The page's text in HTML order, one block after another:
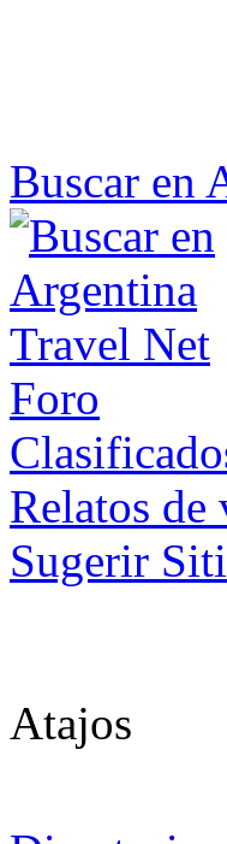
Buscar en
Foro
Relatos de
Sugerir
Atajos